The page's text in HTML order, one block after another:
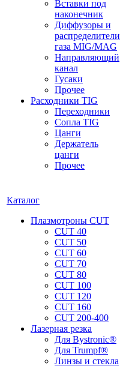
Вставки под
наконечник
Диффузоры и
распределители
газа MIG/MAG
Направляющий
канал
Гусаки
Прочее
Расходники TIG
Переходники
Сопла TIG
Цанги
Держатель
цанги
Прочее
Каталог
Плазмотроны CUT
CUT 40
CUT 50
CUT 60
CUT 70
CUT 80
CUT 100
CUT 120
CUT 160
CUT 200-400
Лазерная резка
Для Bystronic®
Для Trumpf®
Линзы и стекла